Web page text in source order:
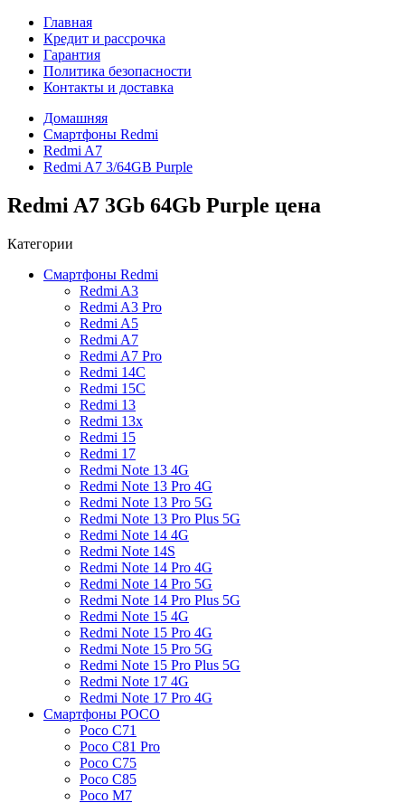
Главная
Кредит и рассрочка
Гарантия
Политика безопасности
Контакты и доставка
Домашняя
Смартфоны Redmi
Redmi A7
Redmi A7 3/64GB Purple
Redmi A7 3Gb 64Gb Purple цена
Категории
Смартфоны Redmi
Redmi A3
Redmi A3 Pro
Redmi A5
Redmi A7
Redmi A7 Pro
Redmi 14C
Redmi 15C
Redmi 13
Redmi 13x
Redmi 15
Redmi 17
Redmi Note 13 4G
Redmi Note 13 Pro 4G
Redmi Note 13 Pro 5G
Redmi Note 13 Pro Plus 5G
Redmi Note 14 4G
Redmi Note 14S
Redmi Note 14 Pro 4G
Redmi Note 14 Pro 5G
Redmi Note 14 Pro Plus 5G
Redmi Note 15 4G
Redmi Note 15 Pro 4G
Redmi Note 15 Pro 5G
Redmi Note 15 Pro Plus 5G
Redmi Note 17 4G
Redmi Note 17 Pro 4G
Смартфоны POCO
Poco C71
Poco C81 Pro
Poco C75
Poco C85
Poco M7